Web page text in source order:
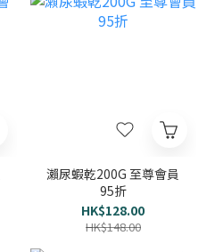
瀨尿蝦乾200G 至尊會員
95折
HK$128.00
HK$148.00